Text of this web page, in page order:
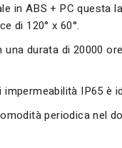
in ABS + PC questa
di 120° x 60°.
una durata di 20000
impermeabilità IP65 è
periodica nel